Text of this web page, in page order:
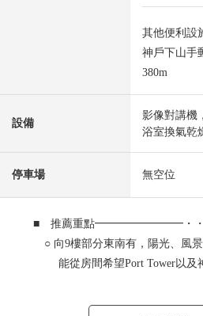
其他便利設
神戶下山手
380m
設備
影像對講機
浴室換氣乾
停車場 無空位
■ 推薦重點━━━━━━━━・・
○ 向9樓部分東南有，陽光、風
能從房間希望Port Tower以及
○ 廚房有洗碗機，凈水器